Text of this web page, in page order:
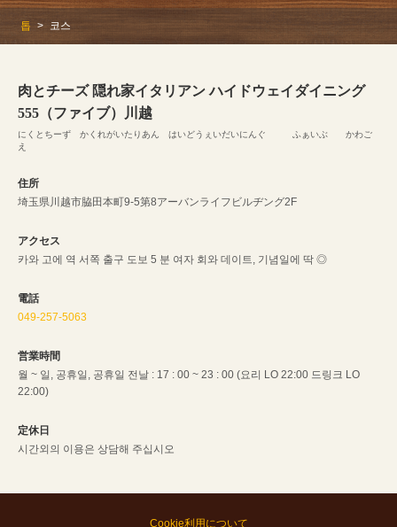
톱 코스
肉とチーズ 隠れ家イタリアン ハイドウェイダイニング
555（ファイブ）川越
にくとちーず かくれがいたりあん はいどうぇいだいにんぐ ふぁいぶ かわご
え
住所
埼玉県川越市脇田本町9-5第8アーバンライフビルヂング2F
アクセス
카와 고에 역 서쪽 출구 도보 5 분 여자 회와 데이트, 기념일에 딱 ◎
電話
049-257-5063
営業時間
월 ~ 일, 공휴일, 공휴일 전날 : 17 : 00 ~ 23 : 00 (요리 LO 22:00 드링크 LO
22:00)
定休日
시간외의 이용은 상담해 주십시오
Cookie利用について